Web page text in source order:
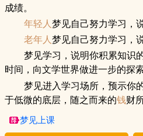
成绩。
年轻人梦见自己努力学习，
老年人梦见自己努力学习，
梦见学习，说明你积累知识
时间，向文学世界做进一步的探
梦见进入学习场所，预示你
于低微的底层，随之而来的钱财
梦见上课